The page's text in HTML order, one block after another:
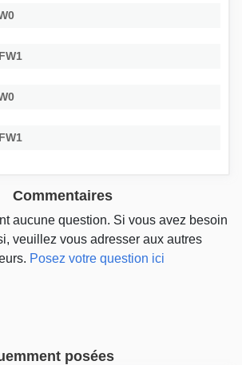
Commentaires
aucune question. Si vous avez besoin
veuillez vous adresser aux autres
Posez votre question ici
posées